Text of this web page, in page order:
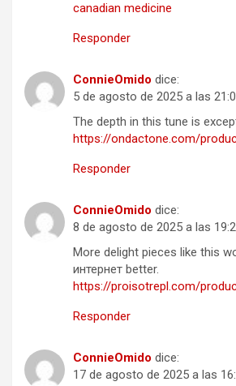
canadian medicine
Responder
ConnieOmido dice:
5 de agosto de 2025 a las
The depth in this tune is
https://ondactone.com/
Responder
ConnieOmido dice:
8 de agosto de 2025 a las
More delight pieces like this
интернет better.
https://proisotrepl.com/
Responder
ConnieOmido dice:
17 de agosto de 2025 a las